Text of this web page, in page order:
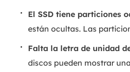
El SSD tiene particiones
están ocultas. Las
Falta la letra de unidad
discos pueden mostrar